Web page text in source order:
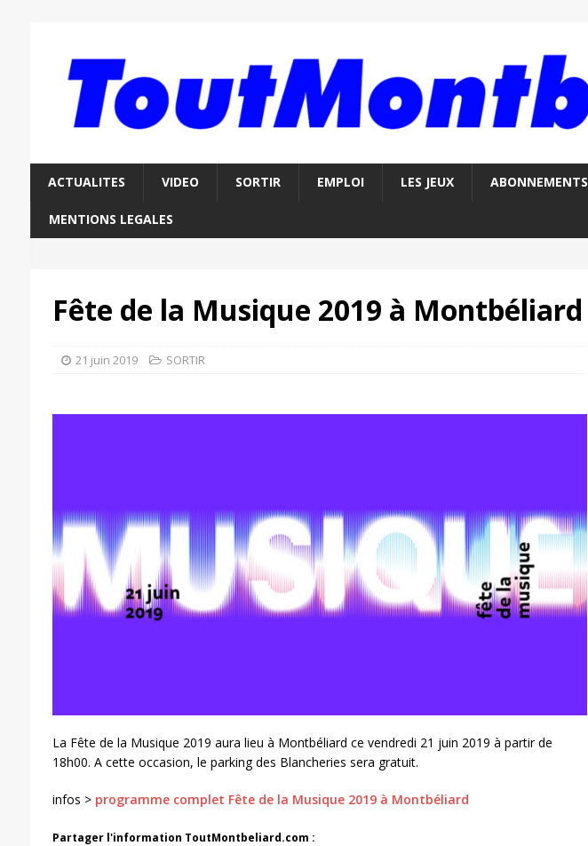
ACTUALITES VIDEO SORTIR EMPLOI LES JEUX ABONNEMENTS
MENTIONS LEGALES
Fête de la Musique 2019 à Montbéliard
21 juin 2019 SORTIR
La Fête de la Musique 2019 aura lieu à Montbéliard ce vendredi 21 juin 2019 à partir de
18h00. A cette occasion, le parking des Blancheries sera gratuit.
infos > programme complet Fête de la Musique 2019 à Montbéliard
Partager l'information ToutMontbeliard.com :